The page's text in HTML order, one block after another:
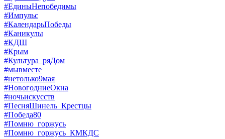
#ЕдиныНепобедимы
#Импульс
#КалендарьПобеды
#Каникулы
#КДШ
#Крым
#Культура_ряДом
#мывместе
#нетолько9мая
#НовогодниеОкна
#ночьискусств
#ПесняШинель_Крестцы
#Победа80
#Помню_горжусь
#Помню_горжусь_КМКДС